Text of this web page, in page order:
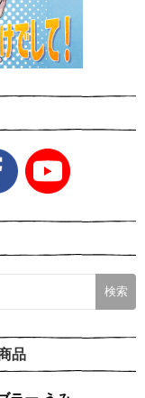
品